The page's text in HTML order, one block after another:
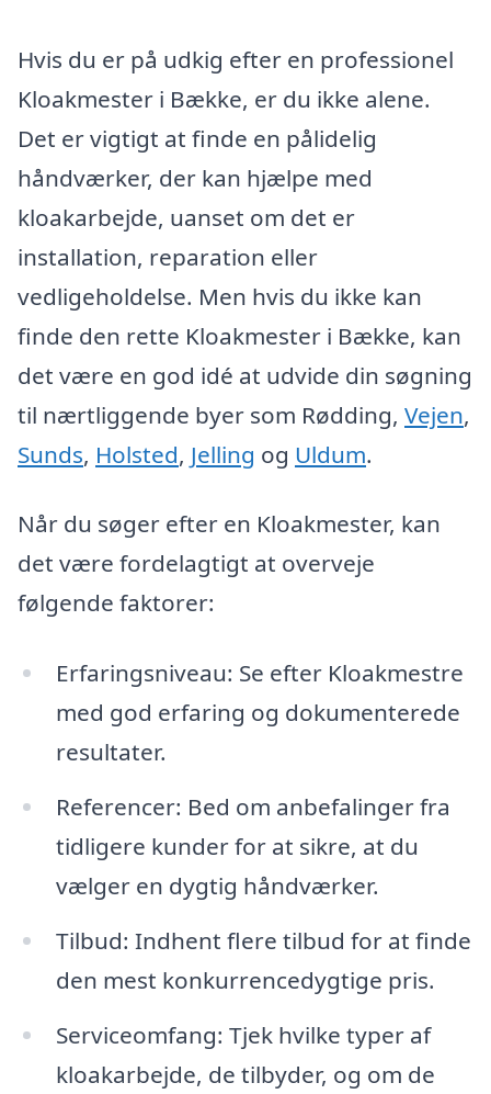
Hvis du er på udkig efter en professionel
Kloakmester i Bække, er du ikke alene.
Det er vigtigt at finde en pålidelig
håndværker, der kan hjælpe med
kloakarbejde, uanset om det er
installation, reparation eller
vedligeholdelse. Men hvis du ikke kan
finde den rette Kloakmester i Bække, kan
det være en god idé at udvide din søgning
til nærtliggende byer som Rødding, Vejen,
Sunds, Holsted, Jelling og Uldum.
Når du søger efter en Kloakmester, kan
det være fordelagtigt at overveje
følgende faktorer:
Erfaringsniveau: Se efter Kloakmestre
med god erfaring og dokumenterede
resultater.
Referencer: Bed om anbefalinger fra
tidligere kunder for at sikre, at du
vælger en dygtig håndværker.
Tilbud: Indhent flere tilbud for at finde
den mest konkurrencedygtige pris.
Serviceomfang: Tjek hvilke typer af
kloakarbejde, de tilbyder, og om de